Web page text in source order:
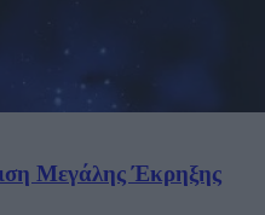
Μεγάλης Έκρηξης